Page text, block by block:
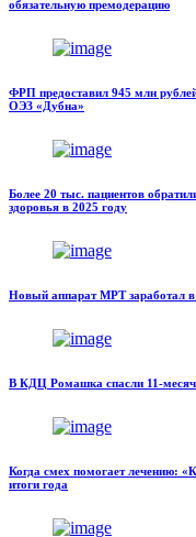
обязательную премодерацию
ФРП предоставил 945 млн
ОЭЗ «Дубна»
Более 20 тыс. пациентов
здоровья в 2025 году
Новый аппарат МРТ заработал в
В КДЦ Ромашка спасли 11-
Когда смех помогает лечению:
итоги года